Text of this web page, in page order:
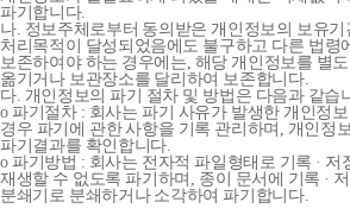
파기합니다.
나. 정보주체로부터 동의받은 개인정보의 보유
처리목적이 달성되었음에도 불구하고 다른 법령
보존하여야 하는 경우에는, 해당 개인정보를 별
옮기거나 보관장소를 달리하여 보존합니다.
다. 개인정보의 파기 절차 및 방법은 다음과 같습
o 파기절차 : 회사는 파기 사유가 발생한 개인정
경우 파기에 관한 사항을 기록 관리하며, 개인정
파기결과를 확인합니다.
o 파기방법 : 회사는 전자적 파일형태로 기록 · 저
재생할 수 없도록 파기하며, 종이 문서에 기록 ·
분쇄기로 분쇄하거나 소각하여 파기합니다.